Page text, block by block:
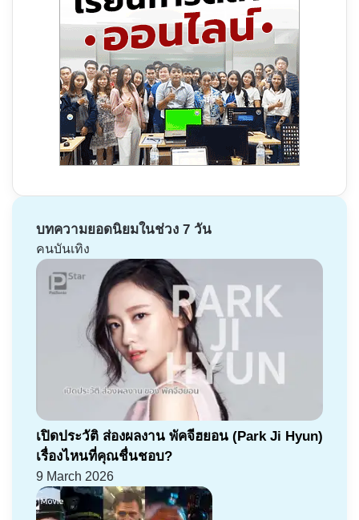
บทความยอดนิยมในช่วง 7 วัน
คนบันเทิง
เปิดประวัติ ส่องผลงาน พัคจีฮยอน (Park Ji Hyun)
เรื่องไหนที่คุณชื่นชอบ?
9 March 2026